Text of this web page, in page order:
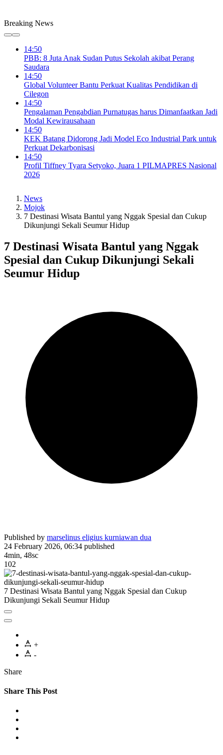
Breaking News
14:50
PBB: 8 Juta Anak Sudan Putus Sekolah akibat Perang
Saudara
14:50
Global Volunteer Bantu Perkuat Kualitas Pendidikan di
Cilegon
14:50
Pengalaman Pengabdian Purnatugas harus Dimanfaatkan Jadi
Modal Kewirausahaan
14:50
KEK Batang Didorong Jadi Model Eco Industrial Park untuk
Perkuat Dekarbonisasi
14:50
Profil Tiffney Tyara Setyoko, Juara 1 PILMAPRES Nasional
2026
News
Mojok
7 Destinasi Wisata Bantul yang Nggak Spesial dan Cukup
Dikunjungi Sekali Seumur Hidup
7 Destinasi Wisata Bantul yang Nggak
Spesial dan Cukup Dikunjungi Sekali
Seumur Hidup
Published by marselinus eligius kurniawan dua
24 February 2026, 06:34 published
4min, 48sc
102
7 Destinasi Wisata Bantul yang Nggak Spesial dan Cukup
Dikunjungi Sekali Seumur Hidup
+
-
Share
Share This Post